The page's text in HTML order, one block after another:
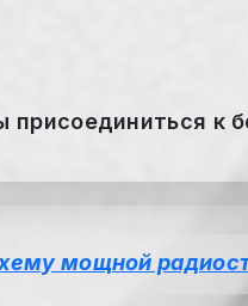
присоединиться к
мощной